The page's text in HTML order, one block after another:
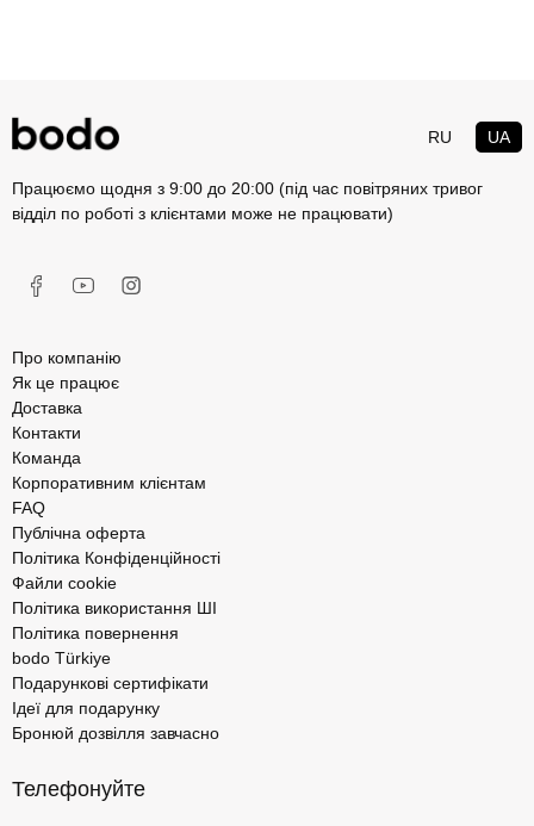
RU UA
Працюємо щодня з 9:00 до 20:00 (під час повітряних тривог
відділ по роботі з клієнтами може не працювати)
Про компанію
Як це працює
Доставка
Контакти
Команда
Корпоративним клієнтам
FAQ
Публічна оферта
Політика Конфіденційності
Файли cookie
Політика використання ШІ
Політика повернення
bodo Türkiye
Подарункові сертифікати
Ідеї для подарунку
Бронюй дозвілля завчасно
Телефонуйте